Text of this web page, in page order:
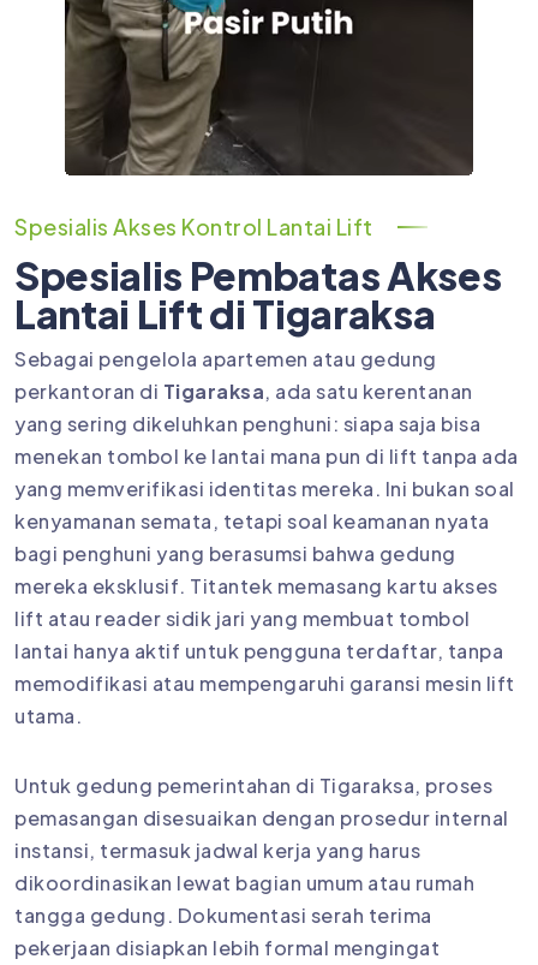
Spesialis Akses Kontrol Lantai Lift
Spesialis Pembatas Akses
Lantai Lift di Tigaraksa
Sebagai pengelola apartemen atau gedung
perkantoran di Tigaraksa, ada satu kerentanan
yang sering dikeluhkan penghuni: siapa saja bisa
menekan tombol ke lantai mana pun di lift tanpa ada
yang memverifikasi identitas mereka. Ini bukan soal
kenyamanan semata, tetapi soal keamanan nyata
bagi penghuni yang berasumsi bahwa gedung
mereka eksklusif. Titantek memasang kartu akses
lift atau reader sidik jari yang membuat tombol
lantai hanya aktif untuk pengguna terdaftar, tanpa
memodifikasi atau mempengaruhi garansi mesin lift
utama.
Untuk gedung pemerintahan di Tigaraksa, proses
pemasangan disesuaikan dengan prosedur internal
instansi, termasuk jadwal kerja yang harus
dikoordinasikan lewat bagian umum atau rumah
tangga gedung. Dokumentasi serah terima
pekerjaan disiapkan lebih formal mengingat